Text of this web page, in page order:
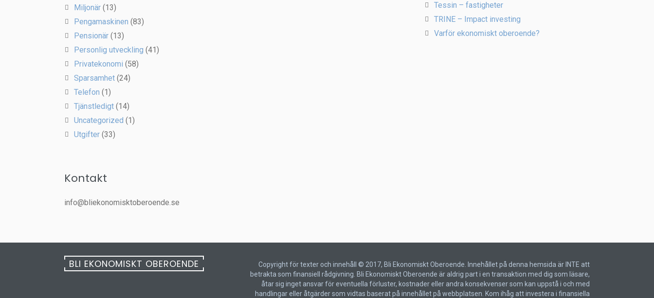
Miljonär (13)
Pengamaskinen (83)
Pensionär (13)
Personlig utveckling (41)
Privatekonomi (58)
Sparsamhet (24)
Telefon (1)
Tjänstledigt (14)
Uncategorized (1)
Utgifter (33)
Tessin – fastigheter
TRINE – Impact investing
Varför ekonomiskt oberoende?
Kontakt
info@bliekonomisktoberoende.se
BLI EKONOMISKT OBEROENDE
Copyright för texter och innehåll © 2017, Bli Ekonomiskt Oberoende. Innehållet på denna hemsida är INTE att
betrakta som finansiell rådgivning. Bli Ekonomiskt Oberoende är aldrig part i en transaktion med dig som läsare,
åtar sig inget ansvar för eventuella förluster, kostnader eller andra konsekvenser som kan uppstå i och med
handlingar eller åtgärder som vidtas baserat på innehållet på webbplatsen. Kom ihåg att investera i finansiella